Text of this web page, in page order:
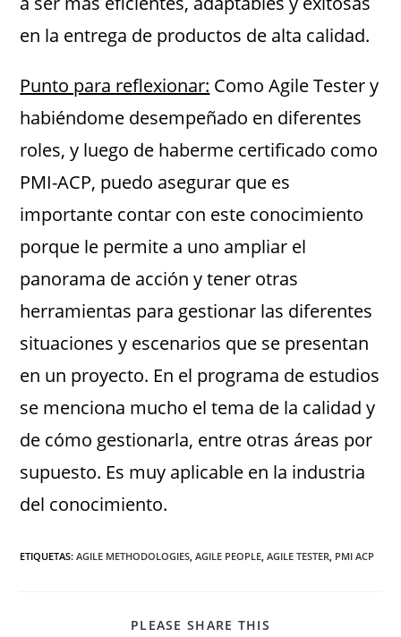
en la entrega de productos de alta calidad.
Punto para reflexionar: Como Agile Tester y
habiéndome desempeñado en diferentes
roles, y luego de haberme certificado como
PMI-ACP, puedo asegurar que es
importante contar con este conocimiento
porque le permite a uno ampliar el
panorama de acción y tener otras
herramientas para gestionar las diferentes
situaciones y escenarios que se presentan
en un proyecto. En el programa de estudios
se menciona mucho el tema de la calidad y
de cómo gestionarla, entre otras áreas por
supuesto. Es muy aplicable en la industria
del conocimiento.
ETIQUETAS:AGILE METHODOLOGIES AGILE PEOPLE AGILE TESTER PMI ACP
PLEASE SHARE THIS